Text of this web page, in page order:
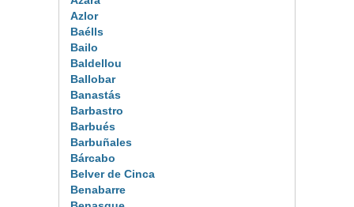
Azlor
Baélls
Bailo
Baldellou
Ballobar
Banastás
Barbastro
Barbués
Barbuñales
Bárcabo
Belver de Cinca
Benabarre